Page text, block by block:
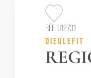
RÉF. 012731
DIEULEFIT